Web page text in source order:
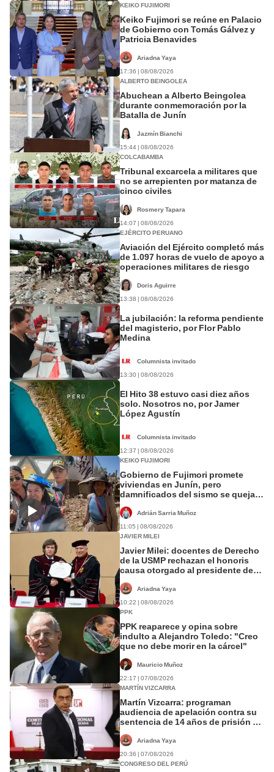
KEIKO FUJIMORI
Keiko Fujimori se reúne en Palacio
de Gobierno con Tomás Gálvez y
Patricia Benavides
Ariadna Yaya
17:36 | 08/08/2026
ALBERTO BEINGOLEA
Abuchean a Alberto Beingolea
durante conmemoración por la
Batalla de Junín
Jazmín Bianchi
15:44 | 08/08/2026
COLCABAMBA
Tribunal excarcela a militares que
no se arrepienten por matanza de
cinco civiles
Rosmery Tapara
14:07 | 08/08/2026
EJÉRCITO PERUANO
Aviación del Ejército completó más
de 1.097 horas de vuelo de apoyo a
operaciones militares de riesgo
Doris Aguirre
13:38 | 08/08/2026
La jubilación: la reforma pendiente
del magisterio, por Flor Pablo
Medina
Columnista invitado
13:30 | 08/08/2026
El Hito 38 estuvo casi diez años
solo. Nosotros no, por Jamer
López Agustín
Columnista invitado
12:37 | 08/08/2026
KEIKO FUJIMORI
Gobierno de Fujimori promete
viviendas en Junín, pero
damnificados del sismo se quejan
Adrián Sarria Muñoz
11:05 | 08/08/2026
JAVIER MILEI
Javier Milei: docentes de Derecho
de la USMP rechazan el honoris
causa otorgado al presidente de
Ariadna Yaya
10:22 | 08/08/2026
PPK
PPK reaparece y opina sobre
indulto a Alejandro Toledo: "Creo
que no debe morir en la cárcel"
Mauricio Muñoz
22:17 | 07/08/2026
MARTÍN VIZCARRA
Martín Vizcarra: programan
audiencia de apelación contra su
sentencia de 14 años de prisión el
Ariadna Yaya
20:36 | 07/08/2026
CONGRESO DEL PERÚ